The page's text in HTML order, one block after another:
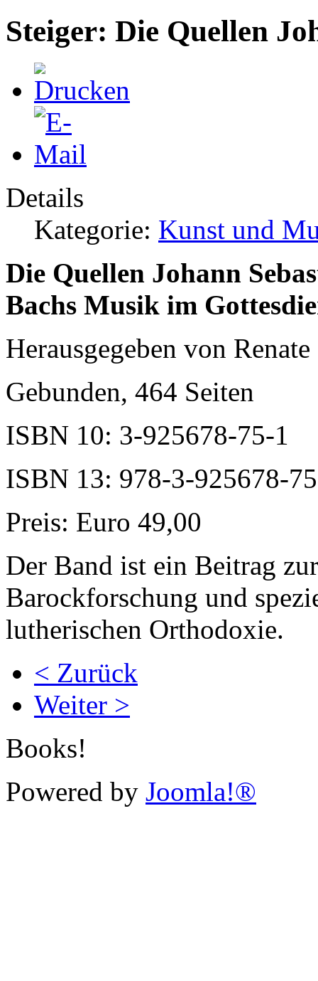
Steiger: Die Quellen
Details
Kategorie: Kunst und
Die Quellen Johann
Bachs Musik im
Herausgegeben von
Gebunden, 464 Seiten
ISBN 10: 3-925678-75-1
ISBN 13: 978-3-925678-
Preis: Euro 49,00
Der Band ist ein Beitrag
Barockforschung und
lutherischen Orthodoxie.
< Zurück
Weiter >
Books!
Powered by Joomla!®